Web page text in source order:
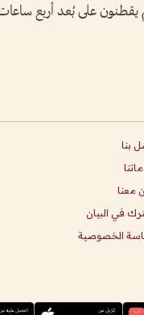
يقطنون على بُعد أربع
بنا
معنا
في البيان
الخصوصية